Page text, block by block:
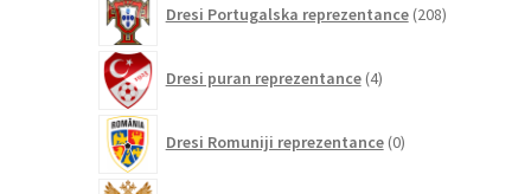
Dresi Portugalska reprezentance 208izdelkov
Dresi puran reprezentance 4izdelki
Dresi Romuniji reprezentance 0izdelkov